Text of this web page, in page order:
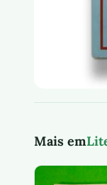
Mais em